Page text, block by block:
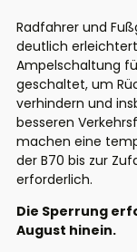
Radfahrer und
deutlich
Ampelschaltung
geschaltet, um
verhindern und
besseren
machen eine
der B70 bis zur
erforderlich.
Die Sperrung
August hinein.